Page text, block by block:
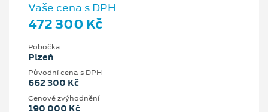
Vaše cena s DPH
472 300 Kč
Pobočka
Plzeň
Původní cena s DPH
662 300 Kč
Cenové zvýhodnění
190 000 Kč